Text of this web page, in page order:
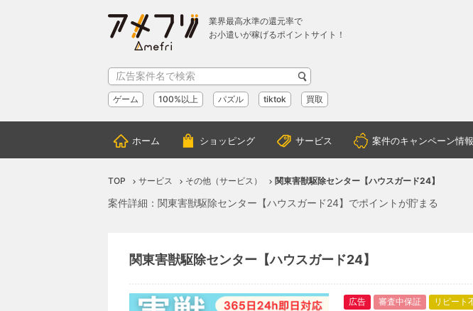
業界最高水準の還元率で
お小遣いが稼げるポイントサイト！
ゲーム 100%以上 パズル tiktok 買取
ホーム ショッピング サービス 案件のキャンペーン情報
TOP サービス その他（サービス） 関東害獣駆除センター【ハウスガード24】
案件詳細：関東害獣駆除センター【ハウスガード24】でポイントが貯まる
関東害獣駆除センター【ハウスガード24】
広告 審査中保証 リピート